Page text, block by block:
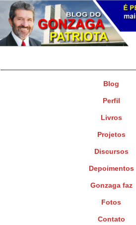
Blog
Perfil
Livros
Projetos
Discursos
Depoimentos
Gonzaga faz
Fotos
Contato